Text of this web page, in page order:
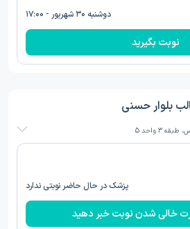
دوشنبه ۳۰ شهریور - ۱۷:۰۰
نوبت بگیرید
بلوار حسنی
3 واحد 5
پزشک در حال حاضر نوبتی ندارد
خالی شدن نوبت خبر دهید